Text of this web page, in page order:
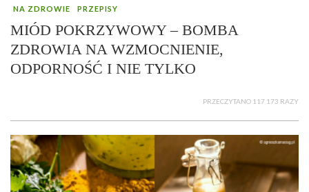
NA ZDROWIE PRZEPISY
MIÓD POKRZYWOWY – BOMBA
ZDROWIA NA WZMOCNIENIE,
ODPORNOŚĆ I NIE TYLKO
PRZECZYTANO 117 173 RAZY